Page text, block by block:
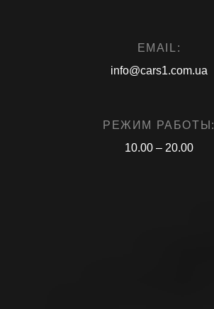
EMAIL:
info@cars1.com.ua
РЕЖИМ РАБОТЫ:
10.00 – 20.00